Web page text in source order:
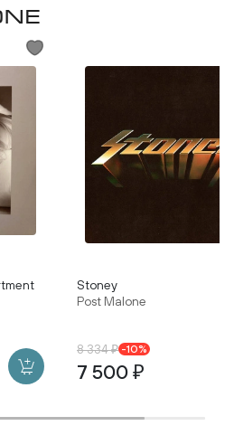
Post Malone
Stoney
8 334 ₽ -10%
7 500 ₽